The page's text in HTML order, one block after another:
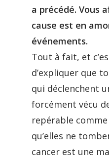
a précédé. Vous
cause est en
événements.
Tout à fait, et
d’expliquer que
qui déclenchent
forcément vécu
repérable
qu’elles ne
cancer est une